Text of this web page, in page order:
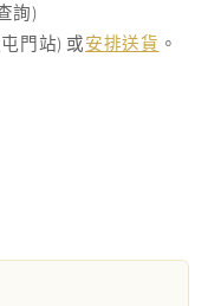
詢)
門站) 或安排送貨 。